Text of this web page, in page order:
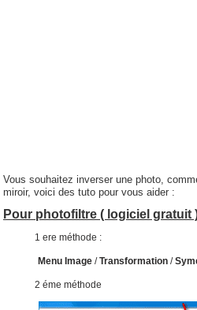
Vous souhaitez inverser une photo,
miroir, voici des tuto pour vous aider :
Pour photofiltre ( logiciel gratuit
1 ere méthode :
Menu Image /Transformation /
2 éme méthode